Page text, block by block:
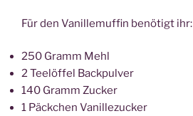
Für den Vanillemuffin benötigt ihr:
250 Gramm Mehl
2 Teelöffel Backpulver
140 Gramm Zucker
1 Päckchen Vanillezucker